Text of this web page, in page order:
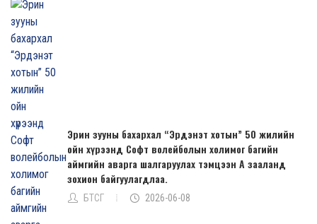
Эрин зууны бахархал “Эрдэнэт хотын” 50 жилийн
ойн хүрээнд Софт волейболын холимог багийн
аймгийн аварга шалгаруулах тэмцээн А зааланд
зохион байгуулагдлаа.
БТСГ 2026-06-08